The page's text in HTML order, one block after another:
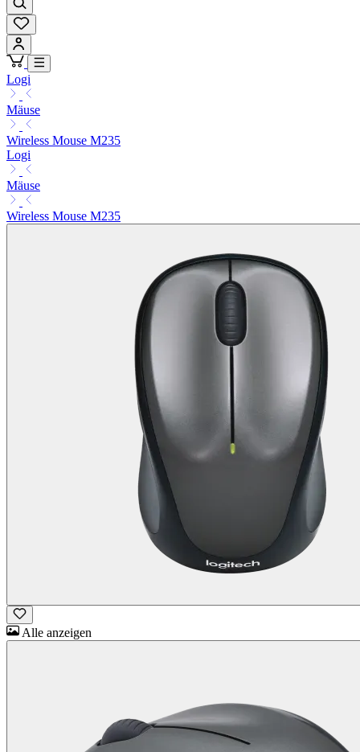
Logi
Mäuse
Wireless Mouse M235
Logi
Mäuse
Wireless Mouse M235
Alle anzeigen